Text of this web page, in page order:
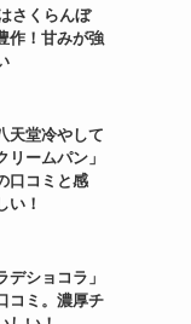
さくらんぼ
作！甘みが強
天堂冷やして
ームパン」
口コミと感
い！
ショコラ」
コミ。濃厚チ